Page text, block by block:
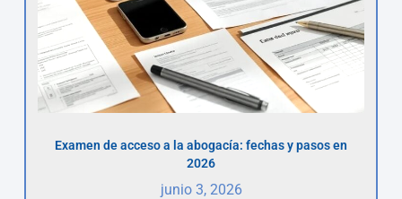
Examen de acceso a la abogacía: fechas y pasos en
2026
junio 3, 2026